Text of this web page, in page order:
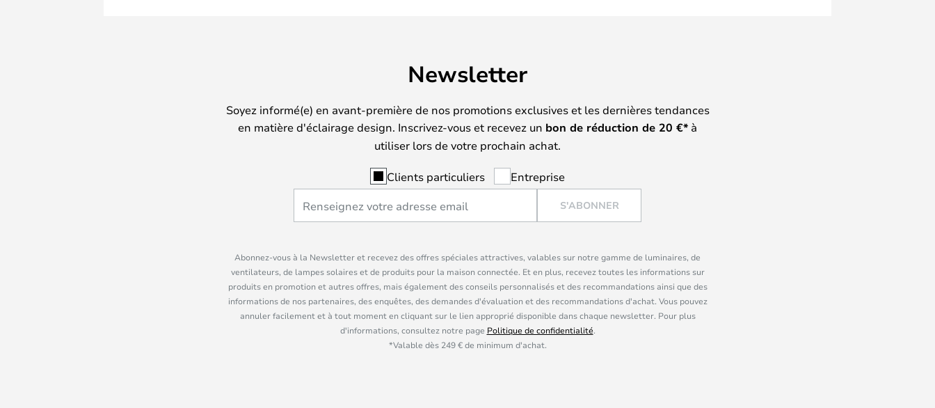
Newsletter
Soyez informé(e) en avant-première de nos promotions exclusives et les dernières tendances
en matière d'éclairage design. Inscrivez-vous et recevez un bon de réduction de 20 €* à
utiliser lors de votre prochain achat.
Clients particuliers Entreprise
S'ABONNER
Abonnez-vous à la Newsletter et recevez des offres spéciales attractives, valables sur notre gamme de luminaires, de
ventilateurs, de lampes solaires et de produits pour la maison connectée. Et en plus, recevez toutes les informations sur
produits en promotion et autres offres, mais également des conseils personnalisés et des recommandations ainsi que des
informations de nos partenaires, des enquêtes, des demandes d'évaluation et des recommandations d'achat. Vous pouvez
annuler facilement et à tout moment en cliquant sur le lien approprié disponible dans chaque newsletter. Pour plus
d'informations, consultez notre page Politique de confidentialité.
*Valable dès 249 € de minimum d'achat.